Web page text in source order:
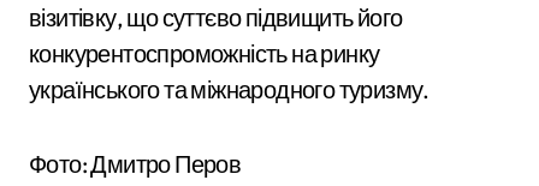
візитівку, що суттєво підвищить його
конкурентоспроможність на ринку
українського та міжнародного туризму.
Фото: Дмитро Перов